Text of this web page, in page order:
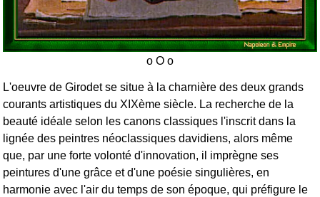
L'oeuvre de Girodet se situe à la charnière des deux grands
courants artistiques du XIXème siècle. La recherche de la
beauté idéale selon les canons classiques l'inscrit dans la
lignée des peintres néoclassiques davidiens, alors même
que, par une forte volonté d'innovation, il imprègne ses
peintures d'une grâce et d'une poésie singulières, en
harmonie avec l'air du temps de son époque, qui préfigure le